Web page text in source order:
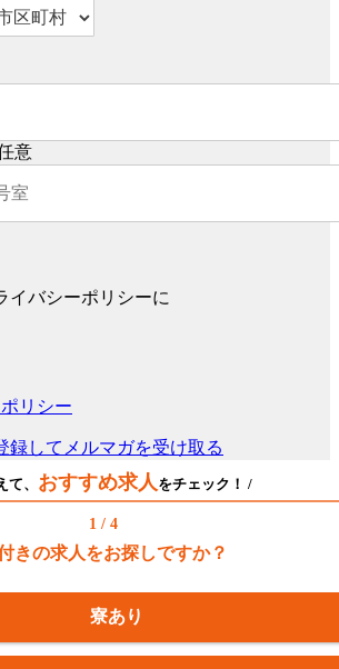
意
イバシーポリシーに
リシー
、 おすすめ求人をチェック！ /
1 / 4
きの求人をお探しですか？
寮あり